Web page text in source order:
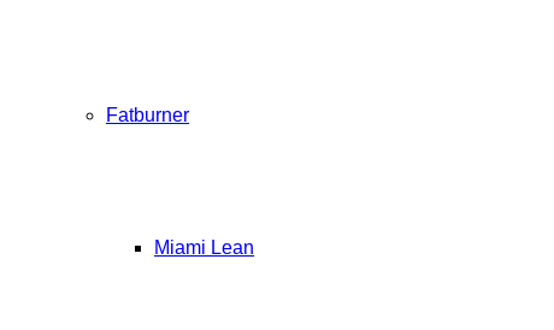
Fatburner
Miami Lean